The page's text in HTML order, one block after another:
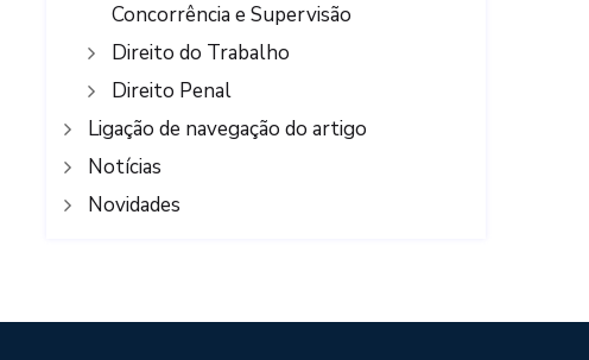
Concorrência e Supervisão
Direito do Trabalho
Direito Penal
Ligação de navegação do artigo
Notícias
Novidades